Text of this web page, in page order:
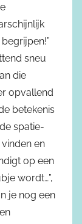
sneu
die
opvallend
betekenis
spatie-
en
op een
wordt…”,
je nog een